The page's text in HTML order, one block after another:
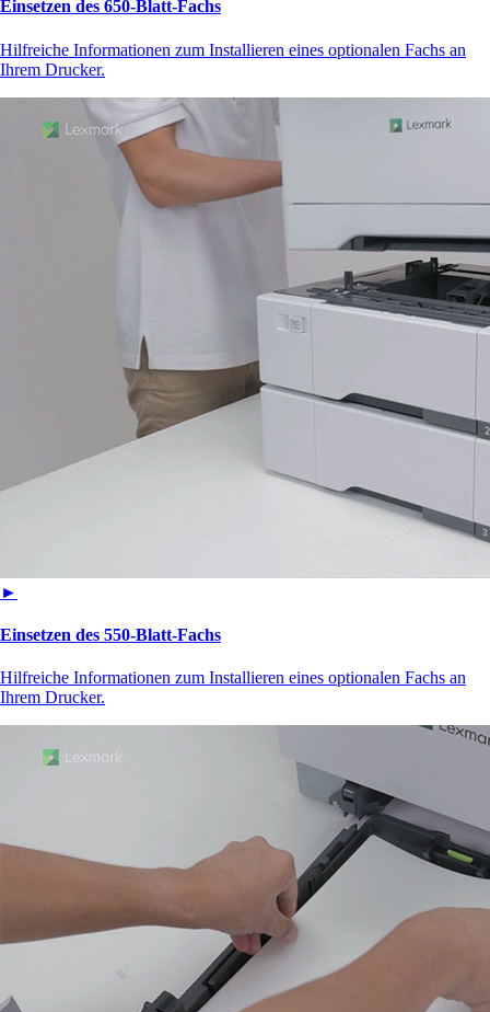
Einsetzen des 650-Blatt-Fachs
Hilfreiche Informationen zum Installieren eines optionalen Fachs an
Ihrem Drucker.
►
Einsetzen des 550-Blatt-Fachs
Hilfreiche Informationen zum Installieren eines optionalen Fachs an
Ihrem Drucker.